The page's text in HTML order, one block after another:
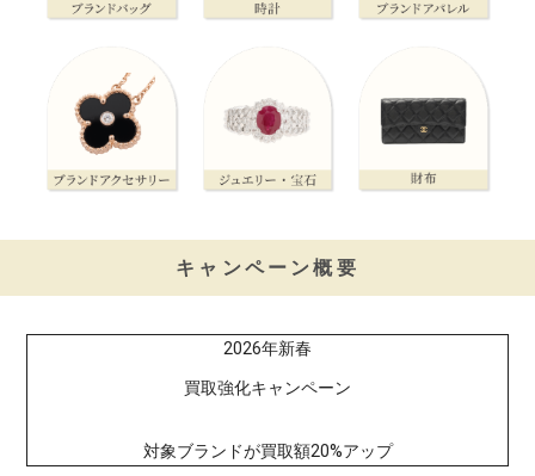
キャンペーン概要
2026年新春
買取強化キャンペーン
対象ブランドが買取額20%アップ